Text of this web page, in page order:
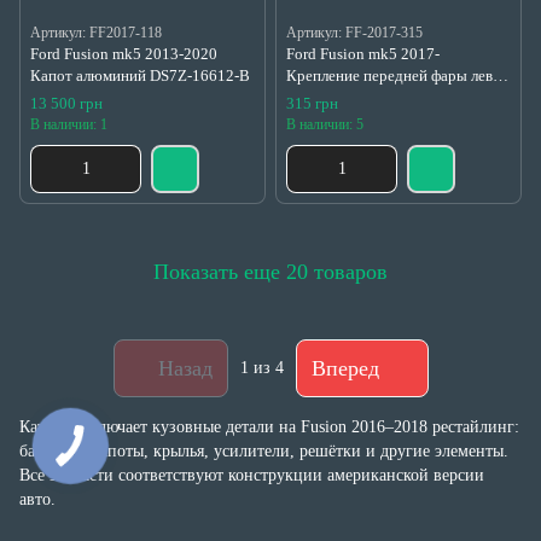
Артикул: FF2017-118
Ford Fusion mk5 2013-2020
Капот алюминий DS7Z-16612-B
13 500 грн
В наличии: 1
Артикул: FF-2017-315
Ford Fusion mk5 2017-
Крепление передней фары левое
HS7Z13A005-B
315 грн
В наличии: 5
Показать еще 20 товаров
Назад 1 из 4 Вперед
Каталог включает кузовные детали на Fusion 2016–2018 рестайлинг:
бамперы, капоты, крылья, усилители, решётки и другие элементы.
Все запчасти соответствуют конструкции американской версии
авто.